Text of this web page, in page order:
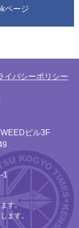
ページ
イバシーポリシー
ビル3F
1
す。
ます。